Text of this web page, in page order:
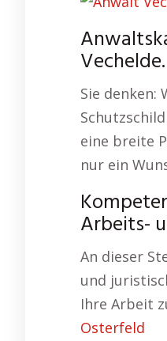
Vechelde.
Sie denken:
eine breite
nur ein
Arbeits-
An dieser
und
Ihre Arbeit
Osterfeld